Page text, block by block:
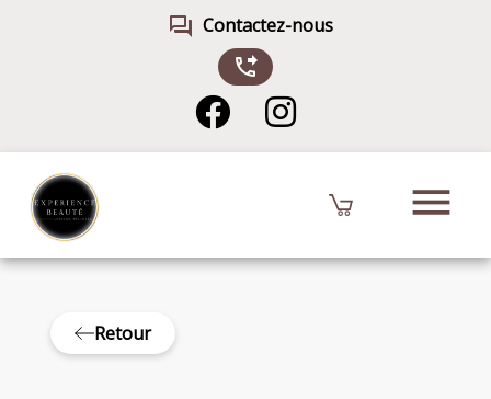
forum Contactez-nous
phone_forwarded
menu
Retour